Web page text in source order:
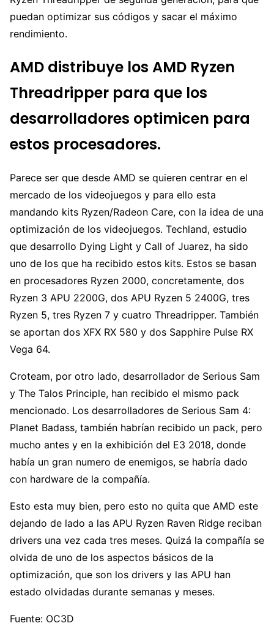
puedan optimizar sus códigos y sacar el máximo
rendimiento.
AMD distribuye los AMD Ryzen
Threadripper para que los
desarrolladores optimicen para
estos procesadores.
Parece ser que desde AMD se quieren centrar en el
mercado de los videojuegos y para ello esta
mandando kits Ryzen/Radeon Care, con la idea de una
optimización de los videojuegos. Techland, estudio
que desarrollo Dying Light y Call of Juarez, ha sido
uno de los que ha recibido estos kits. Estos se basan
en procesadores Ryzen 2000, concretamente, dos
Ryzen 3 APU 2200G, dos APU Ryzen 5 2400G, tres
Ryzen 5, tres Ryzen 7 y cuatro Threadripper. También
se aportan dos XFX RX 580 y dos Sapphire Pulse RX
Vega 64.
Croteam, por otro lado, desarrollador de Serious Sam
y The Talos Principle, han recibido el mismo pack
mencionado. Los desarrolladores de Serious Sam 4:
Planet Badass, también habrían recibido un pack, pero
mucho antes y en la exhibición del E3 2018, donde
había un gran numero de enemigos, se habría dado
con hardware de la compañía.
Esto esta muy bien, pero esto no quita que AMD este
dejando de lado a las APU Ryzen Raven Ridge reciban
drivers una vez cada tres meses. Quizá la compañía se
olvida de uno de los aspectos básicos de la
optimización, que son los drivers y las APU han
estado olvidadas durante semanas y meses.
Fuente: OC3D